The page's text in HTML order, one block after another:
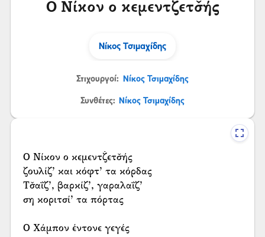
Ο Νίκον ο κεμεντζ̌ετσ̌ής
Νίκος Τσιμαχίδης
Στιχουργοί: Νίκος Τσιμαχίδης
Συνθέτες: Νίκος Τσιμαχίδης
Ο Νίκον ο κεμεντζ̌ετσ̌ής
ζουλίζ’ και κόφτ’ τα κόρδας
Τσ̌αΐζ’, βαρκίζ’, γαραλαΐζ’
ση κοριτσί’ τα πόρτας
Ο Χάμπον έντονε γεγές